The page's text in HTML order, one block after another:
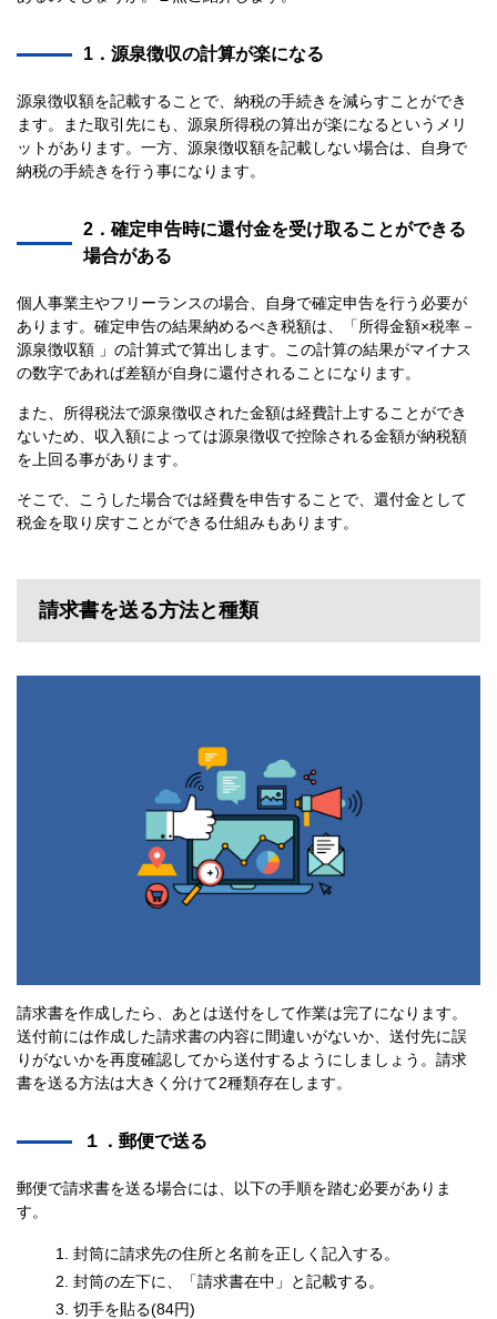
1．源泉徴収の計算が楽になる
源泉徴収額を記載することで、納税の手続きを減らすことができ
ます。また取引先にも、源泉所得税の算出が楽になるというメリ
ットがあります。一方、源泉徴収額を記載しない場合は、自身で
納税の手続きを行う事になります。
2．確定申告時に還付金を受け取ることができる
場合がある
個人事業主やフリーランスの場合、自身で確定申告を行う必要が
あります。確定申告の結果納めるべき税額は、「所得金額×税率－
源泉徴収額 」の計算式で算出します。この計算の結果がマイナス
の数字であれば差額が自身に還付されることになります。
また、所得税法で源泉徴収された金額は経費計上することができ
ないため、収入額によっては源泉徴収で控除される金額が納税額
を上回る事があります。
そこで、こうした場合では経費を申告することで、還付金として
税金を取り戻すことができる仕組みもあります。
請求書を送る方法と種類
請求書を作成したら、あとは送付をして作業は完了になります。
送付前には作成した請求書の内容に間違いがないか、送付先に誤
りがないかを再度確認してから送付するようにしましょう。請求
書を送る方法は大きく分けて2種類存在します。
１．郵便で送る
郵便で請求書を送る場合には、以下の手順を踏む必要がありま
す。
封筒に請求先の住所と名前を正しく記入する。
封筒の左下に、「請求書在中」と記載する。
切手を貼る(84円)